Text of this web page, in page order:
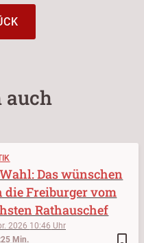
auch
bookmark_border
2026 10:46
Min.
Das wünschen
die Freiburger vom
Rathauschef